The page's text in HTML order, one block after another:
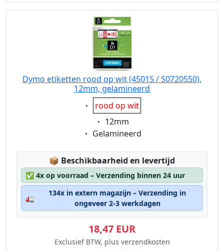
Dymo etiketten rood op wit (45015 / S0720550),
12mm, gelamineerd
Eigenschaft:
rood op wit
Eigenschaft:
12mm
Eigenschaft:
Gelamineerd
📦 Lagerstatus:
Beschikbaarheid en levertijd
✅ 4x op voorraad – Verzending binnen 24 uur
🚛
134x in extern magazijn – Verzending in
ongeveer 2-3 werkdagen
18,47 EUR
Exclusief BTW, plus verzendkosten